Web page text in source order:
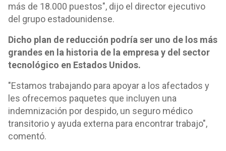
más de 18.000 puestos", dijo el director ejecutivo
del grupo estadounidense.
Dicho plan de reducción podría ser uno de los más
grandes en la historia de la empresa y del sector
tecnológico en Estados Unidos.
"Estamos trabajando para apoyar a los afectados y
les ofrecemos paquetes que incluyen una
indemnización por despido, un seguro médico
transitorio y ayuda externa para encontrar trabajo",
comentó.